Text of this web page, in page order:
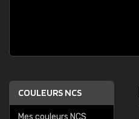
COULEURS NCS
Mes couleurs NCS